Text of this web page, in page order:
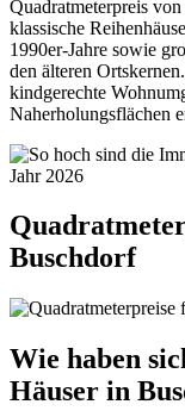
Quadratmeterpreis
klassische
1990er-Jahre sowie
den älteren
kindgerechte
Naherholungsflächen
Buschdorf
Wie haben
Häuser in